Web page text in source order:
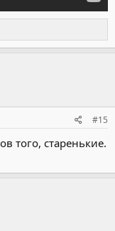
#15
того, старенькие.